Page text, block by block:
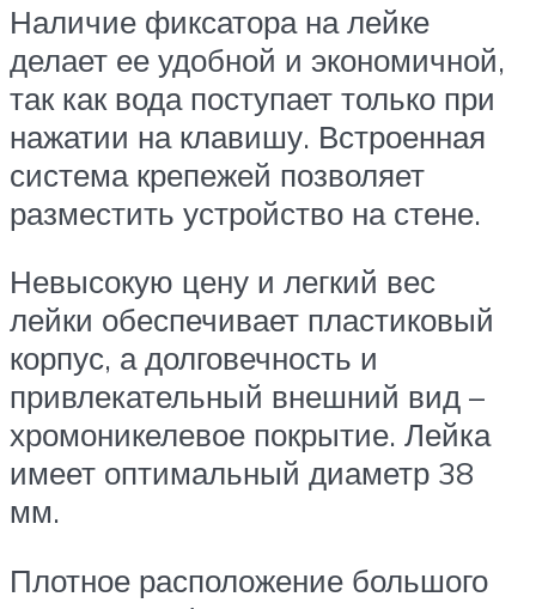
Наличие фиксатора на лейке
делает ее удобной и экономичной,
так как вода поступает только при
нажатии на клавишу. Встроенная
система крепежей позволяет
разместить устройство на стене.
Невысокую цену и легкий вес
лейки обеспечивает пластиковый
корпус, а долговечность и
привлекательный внешний вид –
хромоникелевое покрытие. Лейка
имеет оптимальный диаметр 38
мм.
Плотное расположение большого